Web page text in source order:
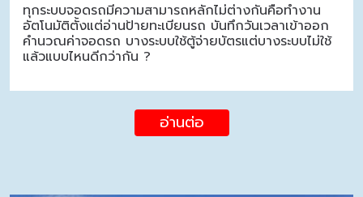
ทุกระบบจอดรถมีความสามารถหลักไม่ต่างกันคือทำงาน
อัตโนมัติตั้งแต่อ่านป้ายทะเบียนรถ บันทึกวันเวลาเข้าออก
คำนวณค่าจอดรถ บางระบบใช้ตู้จ่ายบัตรแต่บางระบบไม่ใช้
แล้วแบบไหนดีกว่ากัน ?
อ่านต่อ